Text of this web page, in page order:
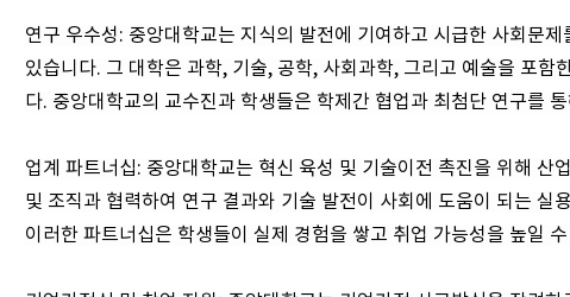
연구 우수성: 중앙대학교는 지식의 발전에 기여하고 시급한 사회문
있습니다. 그 대학은 과학, 기술, 공학, 사회과학, 그리고 예술을 포함
다. 중앙대학교의 교수진과 학생들은 학제간 협업과 최첨단 연구를
업계 파트너십: 중앙대학교는 혁신 육성 및 기술이전 촉진을 위해 산
및 조직과 협력하여 연구 결과와 기술 발전이 사회에 도움이 되는 실
이러한 파트너십은 학생들이 실제 경험을 쌓고 취업 가능성을 높일